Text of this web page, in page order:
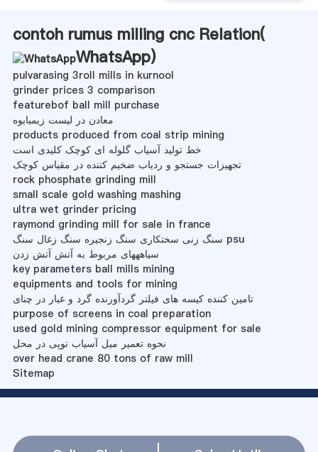
contoh rumus milling cnc Relation(
WhatsApp)
pulvarasing 3roll mills in kurnool
grinder prices 3 comparison
featurebof ball mill purchase
معادن در لیست زیمبابوه
products produced from coal strip mining
خط تولید آسیاب گلوله ای کوچک کلیدی است
تجهیزات جستجو و ردیاب ضخیم کننده در مقیاس کوچک
rock phosphate grinding mill
small scale gold washing mashing
ultra wet grinder pricing
raymond grinding mill for sale in france
سنگ زنی سختکاری سنگ زنجیره سنگ زغال سنگ psu
سیاهههای مربوط به آتش آتش زدن
key parameters ball mills mining
equipments and tools for mining
تامین کننده کیسه های فیلتر گردآورنده گرد و غبار در چنای
purpose of screens in coal preparation
used gold mining compressor equipment for sale
نحوه تعمیر میل آسیاب توپی در محل
over head crane 80 tons of raw mill
Sitemap